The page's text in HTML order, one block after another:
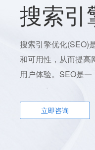
搜索引
搜索引擎优化(SEO)
和可用性，从而提高
用户体验。SEO是一
立即咨询